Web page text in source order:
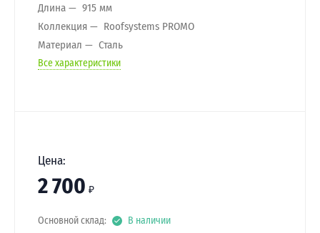
Длина
915 мм
Коллекция
Roofsystems PROMO
Материал
Сталь
Все характеристики
Цена:
2 700 ₽
Основной склад: В наличии